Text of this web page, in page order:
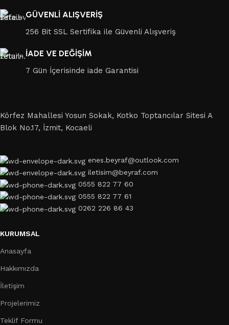
GÜVENLİ ALIŞVERİŞ
256 Bit SSL Sertifika ile Güvenli Alışveriş
İADE VE DEĞİŞİM
7 Gün İçerisinde iade Garantisi
Körfez Mahallesi Yosun Sokak, Kotko Toptancılar Sitesi A
Blok No.17, İzmit, Kocaeli
enes.beyraf@outlook.com
iletisim@beyraf.com
0555 822 77 60
0555 822 77 61
0262 226 86 43
KURUMSAL
Anasayfa
Hakkımızda
İletişim
Projelerimiz
Teklif Formu